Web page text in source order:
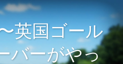
英国ゴール
バーがやっ